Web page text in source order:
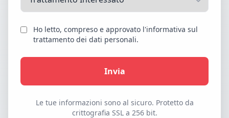
Ho letto, compreso e approvato l'informativa sul
trattamento dei dati personali.
Invia
Le tue informazioni sono al sicuro. Protetto da
crittografia SSL a 256 bit.